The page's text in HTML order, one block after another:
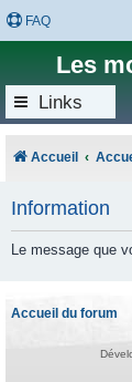
FAQ
Les
Links
Accueil
Information
Le message que
Accueil du forum